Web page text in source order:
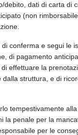
dati di carta di
(non
conferma e segui le
di pagamento
effettuare la
struttura, e di
tempestivamente
penale per la
per le